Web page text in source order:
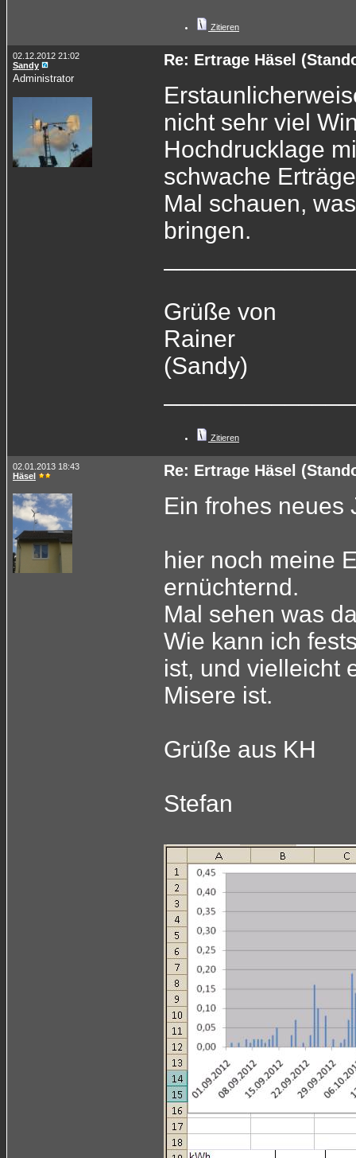
Zitieren
02.12.2012 21:02
Sandy
Administrator
Re: Ertrage Häsel
nicht sehr viel
Hochdrucklage
schwache
Mal schauen,
bringen.
Grüße von
Rainer
(Sandy)
Zitieren
02.01.2013 18:43
Häsel
Re: Ertrage Häsel
Ein frohes neues
hier noch meine
ernüchternd.
Mal sehen was
Wie kann ich
ist, und vielleicht
Misere ist.
Grüße aus KH
Stefan